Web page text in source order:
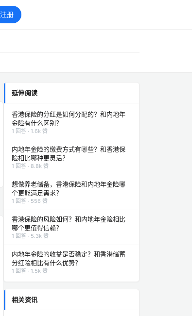
注册
延伸阅读
香港保险的分红是如何分配的？和内地年
金险有什么区别？
1 回答 · 1.6k 赞
内地年金险的缴费方式有哪些？和香港保
险相比哪种更灵活？
1 回答 · 8.8k 赞
想做养老储备，香港保险和内地年金险哪
个更能满足需求？
1 回答 · 556 赞
香港保险的风险如何？和内地年金险相比
哪个更值得信赖？
1 回答 · 5.3k 赞
内地年金险的收益是否稳定？和香港储蓄
分红险相比有什么优势？
1 回答 · 1.5k 赞
相关资讯